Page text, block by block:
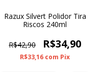
Razux Silvert Polidor Tira
Riscos 240ml
R$42,90 R$34,90
R$33,16 com Pix